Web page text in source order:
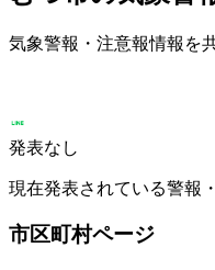
気象警報・注意報情報を
発表なし
現在発表されている警報
市区町村ページ